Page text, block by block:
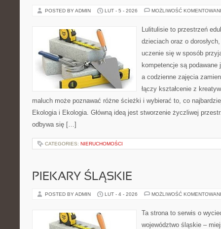
POSTED BY ADMIN LUT - 5 - 2026 MOŻLIWOŚĆ
Lulitulisie to przestrzeń
dzieciach oraz o
uczenie się w sposób
kompetencje są
a codzienne zajęcia
łączy kształcenie z
maluch może poznawać różne ścieżki i wybierać to, co
Ekologia i Ekologia. Główną ideą jest stworzenie życzliwej
odbywa się […]
CATEGORIES: NIERUCHOMOŚCI
PIEKARY ŚLĄSKIE
POSTED BY ADMIN LUT - 4 - 2026 MOŻLIWOŚĆ
Ta strona to serwis o
województwo śląskie –